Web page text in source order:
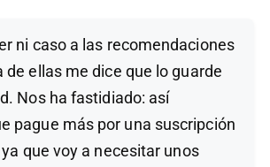
ni caso a las recomendaciones
de ellas me dice que lo guarde
Nos ha fastidiado: así
pague más por una suscripción
que voy a necesitar unos